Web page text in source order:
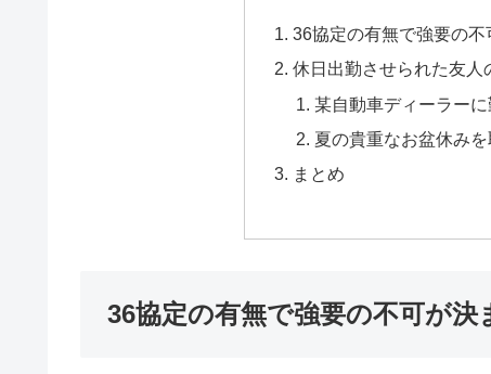
36協定の有無で強要の不
休日出勤させられた友人
某自動車ディーラーに
夏の貴重なお盆休み
まとめ
36協定の有無で強要の不可が決